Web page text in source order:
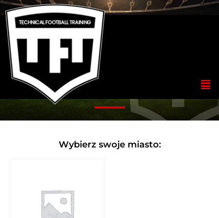
KATEGORIA:
Wybierz swoje miasto: